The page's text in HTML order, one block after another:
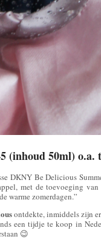
(inhoud 50ml) o.a.
DKNY Be Delicious
met de toevoeging
warme zomerdagen.”
ontdekte, inmiddels zijn
een tijdje te koop in
😉